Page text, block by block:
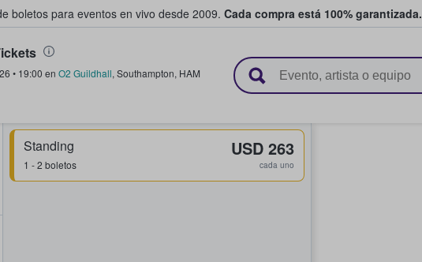
boletos para eventos en vivo desde 2009. Cada compra está 100% garantizada.
fans compran y venden boletos
• 19:00 en O2 Guildhall, Southampton, HAM
Standing
1 - 2 boletos
USD 263
cada uno